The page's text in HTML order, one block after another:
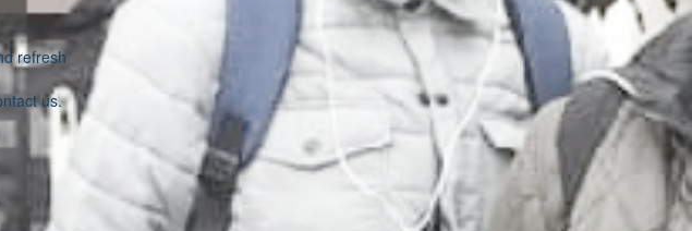
refresh
us.